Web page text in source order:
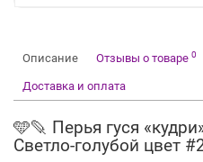
Описание Отзывы о товаре 0
Доставка и оплата
🩵🪶 Перья гуся
Светло-голубой цвет